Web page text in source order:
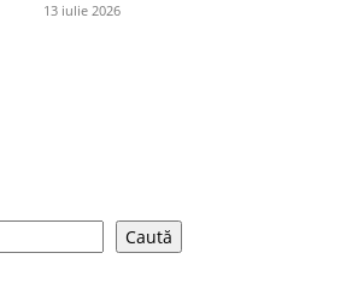
13 iulie 2026
Caută